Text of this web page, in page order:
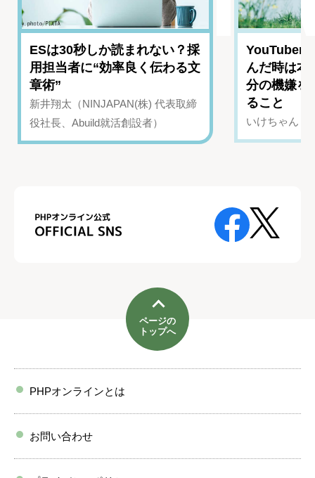
ESは30秒しか読まれない？採
用担当者に“効率良く伝わる文
章術”
新井翔太（NINJAPAN(株) 代表取締
役社長、Abuild就活創設者）
YouTuber
んだ時は
分の機嫌を
ること
いけちゃん（
ページの
トップへ
PHPオンラインとは
お問い合わせ